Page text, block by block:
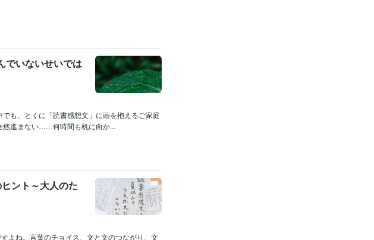
でいないせいでは
も、とくに「読書感想文」に頭を抱えるご家庭
然進まない……何時間も机に向か...
ント～大人のた
よね。言葉のチョイス、文と文のつながり、文